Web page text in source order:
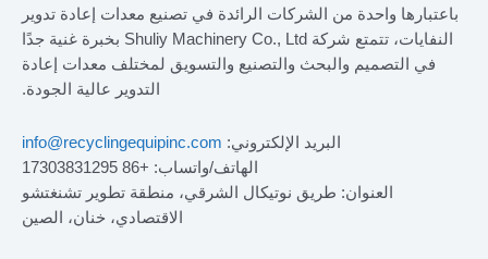
باعتبارها واحدة من الشركات الرائدة في تصنيع معدات إعادة تدوير
النفايات، تتمتع شركة Shuliy Machinery Co., Ltd بخبرة غنية جدًا
في التصميم والبحث والتصنيع والتسويق لمختلف معدات إعادة
التدوير عالية الجودة.
البريد الإلكتروني: info@recyclingequipinc.com
الهاتف/واتساب: +86 17303831295
العنوان: طريق نوتيكال الشرقي، منطقة تطوير تشنغتشو
الاقتصادي، خنان، الصين